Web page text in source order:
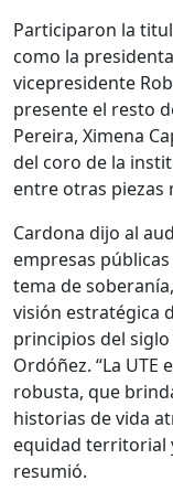
Participaron la
como la
vicepresidente
presente el resto
Pereira, Ximena
del coro de la
entre otras piezas
Cardona dijo al
empresas
tema de
visión estratégica
principios del siglo
Ordóñez. “La
robusta, que
historias de vida
equidad territorial
resumió.